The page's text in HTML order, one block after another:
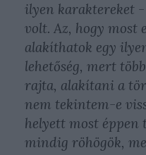
ilyen karaktereket
volt. Az, hogy most
alakíthatok egy
lehetőség, mert
rajta, alakítani a
nem tekintem-e
helyett most éppen
mindig röhögök,